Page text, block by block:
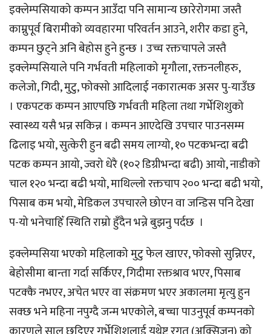
इक्लेम्पसियाको कम्पन आउँदा पनि सामान्य छारेरोगमा जस्तै
काम्नुपूर्व बिरामीको व्यवहारमा परिवर्तन आउने, शरीर कडा हुने,
कम्पन छुट्ने अनि बेहोस हुने हुन्छ । उच्च रक्तचापले जस्तै
इक्लेम्पसियाले पनि गर्भवती महिलाको मृगौला, रक्तनलीहरु,
कलेजो, गिदी, मुटु, फोक्सो आदिलाई नकारात्मक असर पु-याउँछ
। एकपटक कम्पन आएपछि गर्भवती महिला तथा गर्भेशिशुको
स्वास्थ्य यसै भन्न सकिन्न । कम्पन आएदेखि उपचार पाउनसम्म
ढिलाइ भयो, सुत्केरी हुन बढी समय लाग्यो, १० पटकभन्दा बढी
पटक कम्पन आयो, ज्वरो धेरै (१०२ डिग्रीभन्दा बढी) आयो, नाडीको
चाल १२० भन्दा बढी भयो, माथिल्लो रक्तचाप २०० भन्दा बढी भयो,
पिसाब कम भयो, मेडिकल उपचारले छोएन वा जन्डिस पनि देखा
प-यो भनेचाहिँ स्थिति राम्रो हुँदैन भन्ने बुझनु पर्दछ ।
इक्लेम्पसिया भएको महिलाको मुटु फेल खाएर, फोक्सो सुन्निएर,
बेहोसीमा बान्ता गर्दा सर्किएर, गिदीमा रक्तश्राव भएर, पिसाब
पटक्कै नभएर, अचेत भएर वा संक्रमण भएर अकालमा मृत्यु हुन
सक्छ भने महिना नपुग्दै जन्म भएकोले, बच्चा पाउनुपूर्व कम्पनको